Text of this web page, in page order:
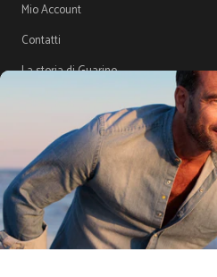
Mio Account
Contatti
La storia di Guarino
Guida Taglie
Acquista ora, Paga dopo con
Klarna
Paese/Area
Lingua